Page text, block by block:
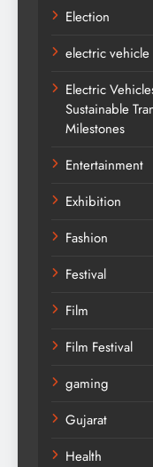
Election
electric vehicle
Electric
Sustainable
Milestones
Entertainment
Exhibition
Fashion
Festival
Film
Film Festival
gaming
Gujarat
Health